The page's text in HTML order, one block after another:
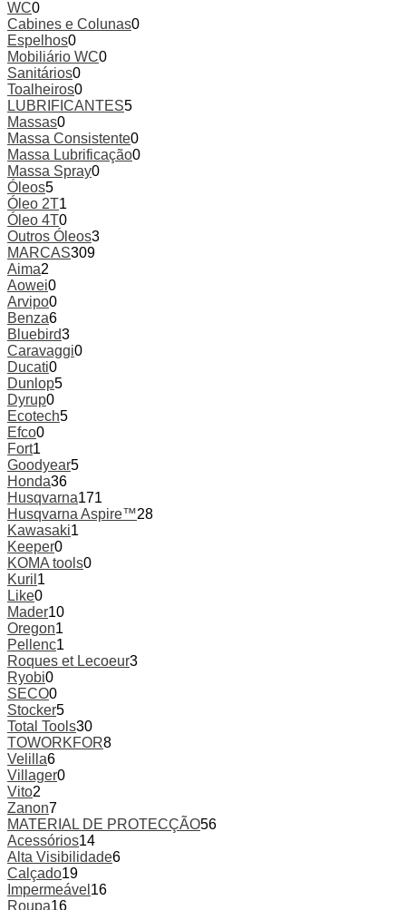
WC0
Cabines e Colunas0
Espelhos0
Mobiliário WC0
Sanitários0
Toalheiros0
LUBRIFICANTES5
Massas0
Massa Consistente0
Massa Lubrificação0
Massa Spray0
Óleos5
Óleo 2T1
Óleo 4T0
Outros Óleos3
MARCAS309
Aima2
Aowei0
Arvipo0
Benza6
Bluebird3
Caravaggi0
Ducati0
Dunlop5
Dyrup0
Ecotech5
Efco0
Fort1
Goodyear5
Honda36
Husqvarna171
Husqvarna Aspire™28
Kawasaki1
Keeper0
KOMA tools0
Kuril 1
Like0
Mader10
Oregon1
Pellenc1
Roques et Lecoeur3
Ryobi0
SECO0
Stocker5
Total Tools30
TOWORKFOR8
Velilla6
Villager0
Vito2
Zanon7
MATERIAL DE PROTECÇÃO56
Acessórios14
Alta Visibilidade6
Calçado19
Impermeável 16
Roupa16